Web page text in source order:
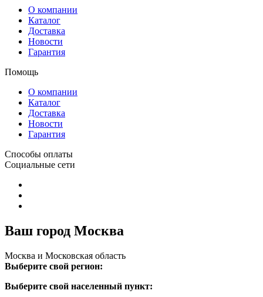
О компании
Каталог
Доставка
Новости
Гарантия
Помощь
О компании
Каталог
Доставка
Новости
Гарантия
Способы оплаты
Социальные сети
Ваш город Москва
Москва и Московская область
Выберите свой регион:
Выберите свой населенный пункт: